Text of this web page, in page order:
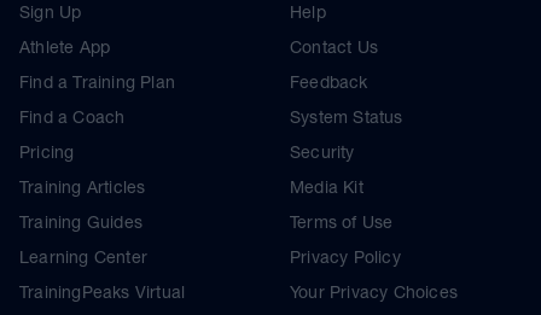
Sign Up
Athlete App
Find a Training Plan
Find a Coach
Pricing
Training Articles
Training Guides
Learning Center
TrainingPeaks Virtual
Help
Contact Us
Feedback
System Status
Security
Media Kit
Terms of Use
Privacy Policy
Your Privacy Choices